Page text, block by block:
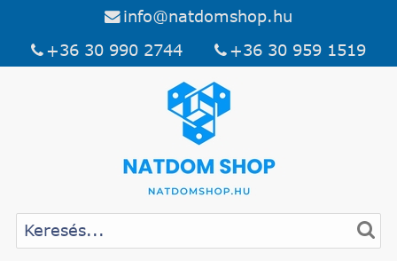
info@natdomshop.hu
+36 30 990 2744
+36 30 959 1519